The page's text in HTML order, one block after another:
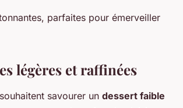
parfaites pour émerveiller
légères et raffinées
savourer un dessert faible